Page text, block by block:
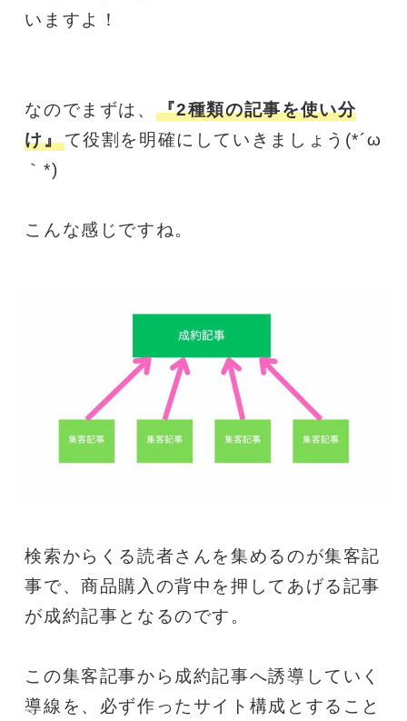
いますよ！
なのでまずは、 『2種類の記事を使い分
け』て役割を明確にしていきましょう(*´ω
｀*)
こんな感じですね。
検索からくる読者さんを集めるのが集客記
事で、商品購入の背中を押してあげる記事
が成約記事となるのです。
この集客記事から成約記事へ誘導していく
導線を、必ず作ったサイト構成とすること